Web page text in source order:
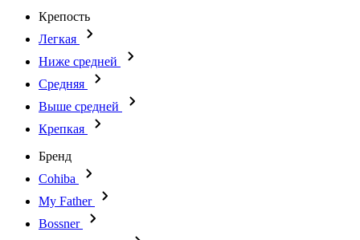
Крепость
Легкая
Ниже средней
Средняя
Выше средней
Крепкая
Бренд
Cohiba
My Father
Bossner